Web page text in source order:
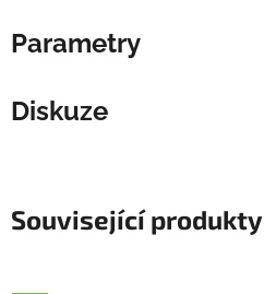
Parametry
Diskuze
Související produkty